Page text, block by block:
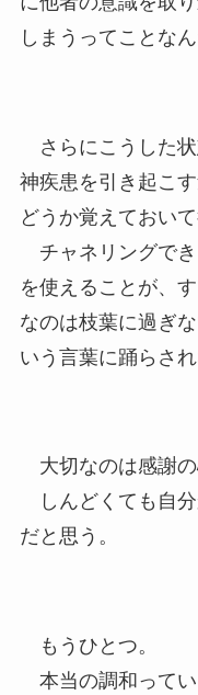
しまうってことなん
さらにこうした
神疾患を引き起こ
どうか覚えておいて
チャネリングでき
を使えることが、
なのは枝葉に過ぎ
いう言葉に踊らされ
大切なのは感謝の
しんどくても自分
だと思う。
もうひとつ。
本当の調和って